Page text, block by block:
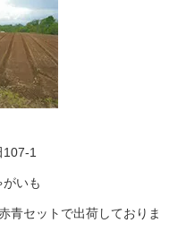
1
いも
青セットで出荷しておりま